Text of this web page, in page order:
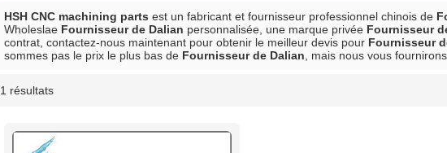
HSH CNC machining parts est un fabricant et fournisseur professionnel chinois de
Wholeslae Fournisseur de Dalian personnalisée, une marque privée Fournisseur
contrat, contactez-nous maintenant pour obtenir le meilleur devis pour Fournisseur
sommes pas le prix le plus bas de Fournisseur de Dalian , mais nous vous
1 résultats